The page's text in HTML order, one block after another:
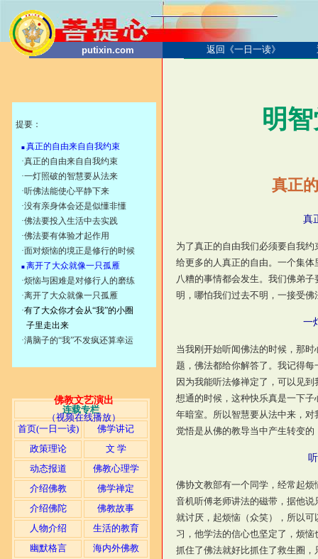
putixin.com 返回《一日一读》
佛教文艺演出
（视频在线播放）
连载专栏
首页(一日一读)
佛学讲记
政策理论
文 学
动态报道
佛教心理学
介绍佛教
佛学禅定
介绍佛陀
佛教故事
人物介绍
生活的教育
幽默格言
海内外佛教
明
真正
真
为了真正的自由我们必须要自我
给更多的人真正的自由。一个集
八糟的事情都会发生。我们佛弟
明，哪怕我们过去不明，一接受
一
当我刚开始听闻佛法的时候，那
题，佛法都给你解答了。我记得
因为我能听法修禅定了，可以见
想通的时候，这种快乐真是一下
年暗室。所以智慧要从法中来，
觉悟是从佛的教导当中产生转变
佛协文教部有一个同学，经常起
音机听傅老师讲法的磁带，据他
就讨厌，起烦恼（众笑），所以
习，他学法的信心也坚定了，烦
抓住了佛法就好比抓住了救生圈
提要：
■ 真正的自由来自自我约束
·真正的自由来自自我约束
·一灯照破的智慧要从法来
·听佛法能使心平静下来
·没有亲身体会还是似懂非懂
·佛法要投入生活中去实践
·佛法要有体验才起作用
·面对烦恼的境正是修行的时候
■ 离开了大众就像一只孤雁
·烦恼与困难是对修行人的磨练
·离开了大众就像一只孤雁
·有了大众你才会从“我”的小圈
子里走出来
·满脑子的“我”不发疯还算幸运